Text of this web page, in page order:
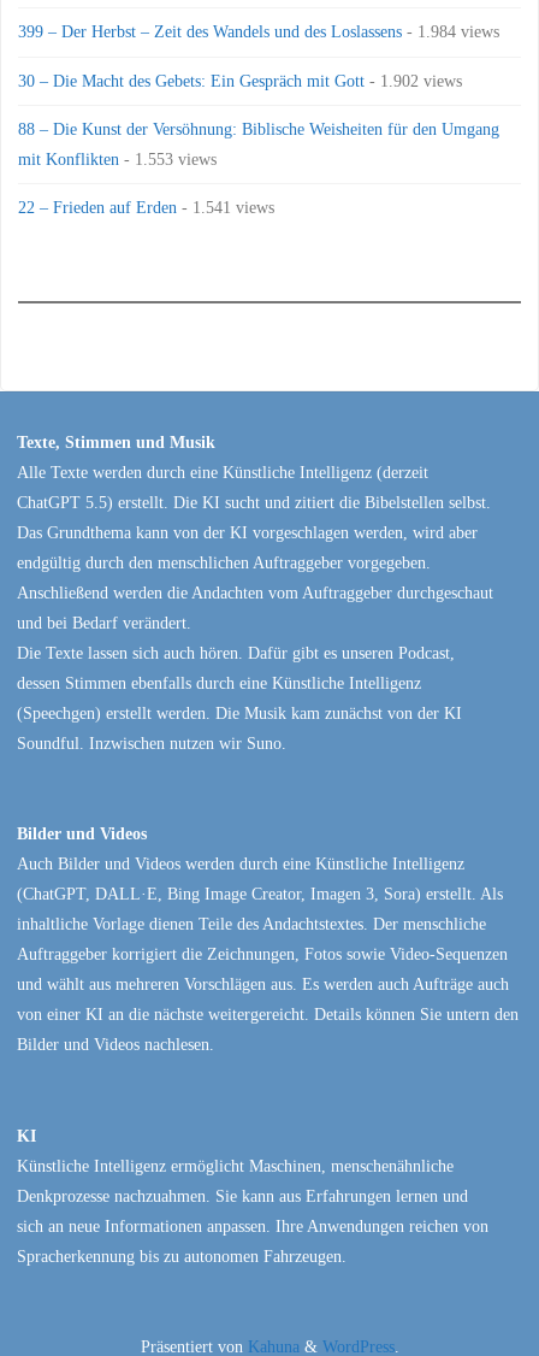
399 – Der Herbst – Zeit des Wandels und des Loslassens - 1.984 views
30 – Die Macht des Gebets: Ein Gespräch mit Gott - 1.902 views
88 – Die Kunst der Versöhnung: Biblische Weisheiten für den Umgang
mit Konflikten - 1.553 views
22 – Frieden auf Erden - 1.541 views
Texte, Stimmen und Musik
Alle Texte werden durch eine Künstliche Intelligenz (derzeit
ChatGPT 5.5) erstellt. Die KI sucht und zitiert die Bibelstellen selbst.
Das Grundthema kann von der KI vorgeschlagen werden, wird aber
endgültig durch den menschlichen Auftraggeber vorgegeben.
Anschließend werden die Andachten vom Auftraggeber durchgeschaut
und bei Bedarf verändert.
Die Texte lassen sich auch hören. Dafür gibt es unseren Podcast,
dessen Stimmen ebenfalls durch eine Künstliche Intelligenz
(Speechgen) erstellt werden. Die Musik kam zunächst von der KI
Soundful. Inzwischen nutzen wir Suno.
Bilder und Videos
Auch Bilder und Videos werden durch eine Künstliche Intelligenz
(ChatGPT, DALL·E, Bing Image Creator, Imagen 3, Sora) erstellt. Als
inhaltliche Vorlage dienen Teile des Andachtstextes. Der menschliche
Auftraggeber korrigiert die Zeichnungen, Fotos sowie Video-Sequenzen
und wählt aus mehreren Vorschlägen aus. Es werden auch Aufträge auch
von einer KI an die nächste weitergereicht. Details können Sie untern den
Bilder und Videos nachlesen.
KI
Künstliche Intelligenz ermöglicht Maschinen, menschenähnliche
Denkprozesse nachzuahmen. Sie kann aus Erfahrungen lernen und
sich an neue Informationen anpassen. Ihre Anwendungen reichen von
Spracherkennung bis zu autonomen Fahrzeugen.
Präsentiert von Kahuna & WordPress.